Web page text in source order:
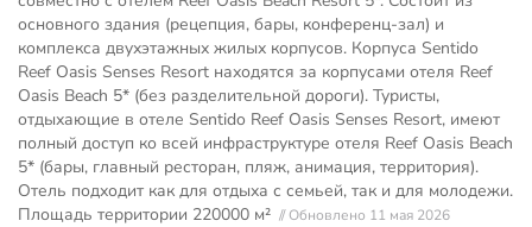
основного здания (рецепция, бары, конференц-зал) и
комплекса двухэтажных жилых корпусов. Корпуса Sentido
Reef Oasis Senses Resort находятся за корпусами отеля Reef
Oasis Beach 5* (без разделительной дороги). Туристы,
отдыхающие в отеле Sentido Reef Oasis Senses Resort, имеют
полный доступ ко всей инфраструктуре отеля Reef Oasis Beach
5* (бары, главный ресторан, пляж, анимация, территория).
Отель подходит как для отдыха с семьей, так и для молодежи.
Площадь территории 220000 м² // Обновлено 11 мая 2026